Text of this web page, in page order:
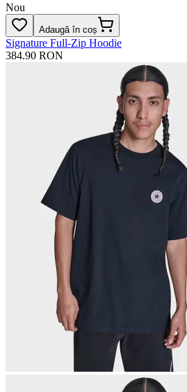
Nou
Adaugă în coș
Signature Full‑Zip Hoodie
384.90 RON